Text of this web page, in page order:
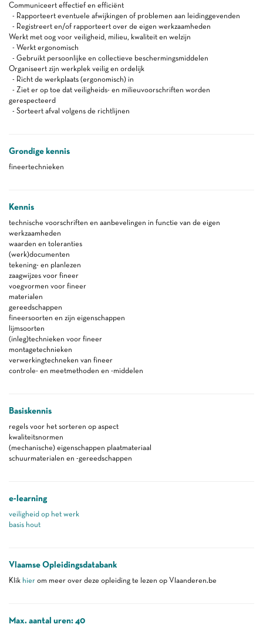
Communiceert effectief en efficiënt
- Rapporteert eventuele afwijkingen of problemen aan leidinggevenden
- Registreert en/of rapporteert over de eigen werkzaamheden
Werkt met oog voor veiligheid, milieu, kwaliteit en welzijn
- Werkt ergonomisch
- Gebruikt persoonlijke en collectieve beschermingsmiddelen
Organiseert zijn werkplek veilig en ordelijk
- Richt de werkplaats (ergonomisch) in
- Ziet er op toe dat veiligheids- en milieuvoorschriften worden
gerespecteerd
- Sorteert afval volgens de richtlijnen
Grondige kennis
fineertechnieken
Kennis
technische voorschriften en aanbevelingen in functie van de eigen
werkzaamheden
waarden en toleranties
(werk)documenten
tekening- en planlezen
zaagwijzes voor fineer
voegvormen voor fineer
materialen
gereedschappen
fineersoorten en zijn eigenschappen
lijmsoorten
(inleg)technieken voor fineer
montagetechnieken
verwerkingtechneken van fineer
controle- en meetmethoden en -middelen
Basiskennis
regels voor het sorteren op aspect
kwaliteitsnormen
(mechanische) eigenschappen plaatmateriaal
schuurmaterialen en -gereedschappen
e-learning
veiligheid op het werk
basis hout
Vlaamse Opleidingsdatabank
Klik hier om meer over deze opleiding te lezen op Vlaanderen.be
Max. aantal uren: 40